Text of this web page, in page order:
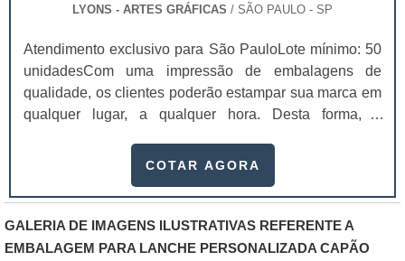
LYONS - ARTES GRÁFICAS / SÃO PAULO - SP
Atendimento exclusivo para São PauloLote mínimo: 50
unidadesCom uma impressão de embalagens de
qualidade, os clientes poderão estampar sua marca em
qualquer lugar, a qualquer hora. Desta forma, é
possíveis clientes, fazendo com que as vendas do
conhecimento sobre os diversos tipos de impressão
existentes é algo importantes antes de investir no
serviço.Saber das diferenças entre os métodos de
COTAR AGORA
GALERIA DE IMAGENS ILUSTRATIVAS REFERENTE A
EMBALAGEM PARA LANCHE PERSONALIZADA CAPÃO